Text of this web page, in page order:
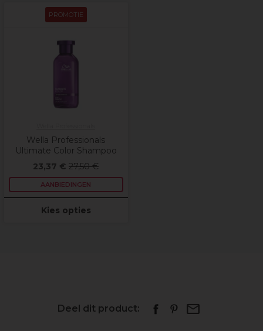
PROMOTIE
Wella Professionals
Ultimate Color Shampoo
23,37 € 27,50 €
AANBIEDINGEN
Kies opties
Deel dit product: